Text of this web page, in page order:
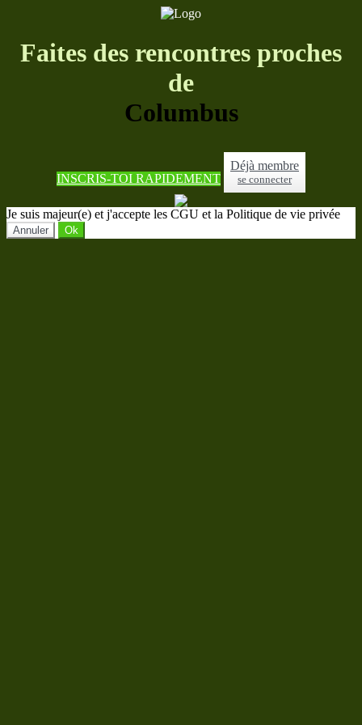
Faites des rencontres proches
de
Columbus
INSCRIS-TOI RAPIDEMENT
Déjà membre
se connecter
Je suis majeur(e) et j'accepte les CGU et la Politique de vie privée
Annuler Ok